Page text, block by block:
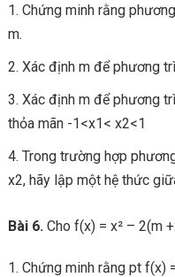
Chứng minh rằng
m.
Xác định m để phương
Xác định m để phương
thỏa mãn -1<x1< x2<1
Trong trường hợp
x2, hãy lập một hệ thức
Bài 6.Cho f(x) = x² – 2(m
Chứng minh rằng pt f(x)